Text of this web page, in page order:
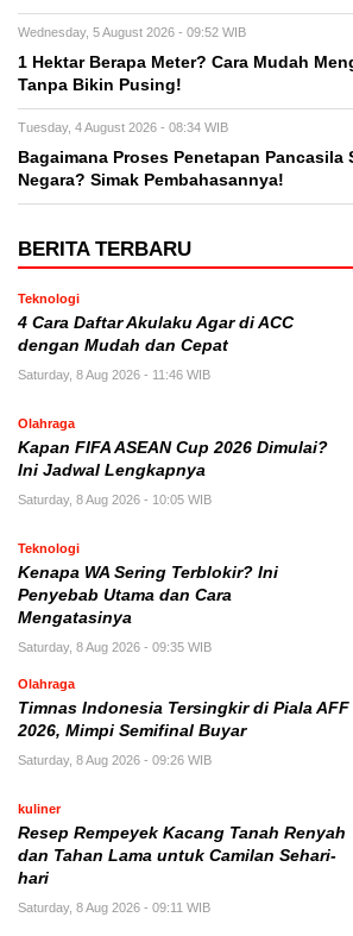
Wednesday, 5 August 2026 - 09:52 WIB
1 Hektar Berapa Meter? Cara Mudah
Tanpa Bikin Pusing!
Tuesday, 4 August 2026 - 08:34 WIB
Bagaimana Proses Penetapan Pancasila
Negara? Simak Pembahasannya!
BERITA TERBARU
Teknologi
4 Cara Daftar Akulaku Agar di ACC
dengan Mudah dan Cepat
Saturday, 8 Aug 2026 - 11:46 WIB
Olahraga
Kapan FIFA ASEAN Cup 2026 Dimulai?
Ini Jadwal Lengkapnya
Saturday, 8 Aug 2026 - 10:05 WIB
Teknologi
Kenapa WA Sering Terblokir? Ini
Penyebab Utama dan Cara
Mengatasinya
Saturday, 8 Aug 2026 - 09:35 WIB
Olahraga
Timnas Indonesia Tersingkir di Piala AFF
2026, Mimpi Semifinal Buyar
Saturday, 8 Aug 2026 - 09:26 WIB
kuliner
Resep Rempeyek Kacang Tanah Renyah
dan Tahan Lama untuk Camilan Sehari-
hari
Saturday, 8 Aug 2026 - 09:11 WIB